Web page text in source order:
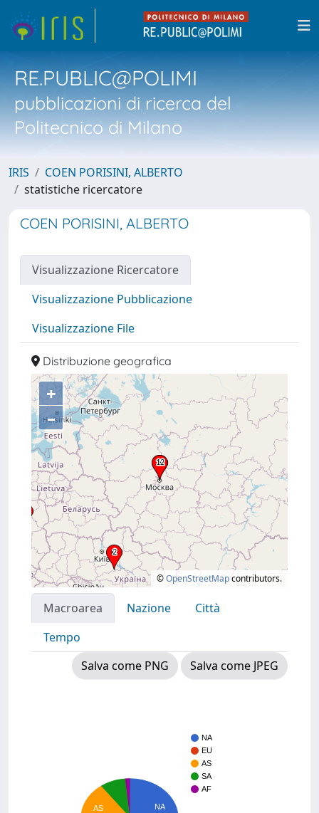
RE.PUBLIC@POLIMI
pubblicazioni di ricerca del
Politecnico di Milano
IRIS
COEN PORISINI, ALBERTO
statistiche ricercatore
COEN PORISINI, ALBERTO
Visualizzazione Ricercatore
Visualizzazione Pubblicazione
Visualizzazione File
Distribuzione geografica
+
–
©OpenStreetMapcontributors.
Macroarea Nazione
Città
Tempo
Salva come PNG
Salva come JPEG
NA
EU
AS
SA
AF
NA
AS